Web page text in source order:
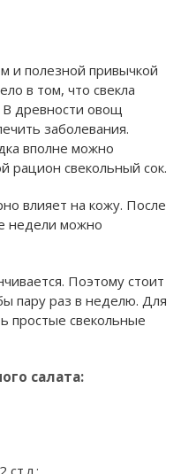
и полезной привычкой
в том, что свекла
В древности овощ
заболевания.
вполне можно
рацион свекольный сок.
влияет на кожу. После
недели можно
Поэтому стоит
пару раз в неделю. Для
простые свекольные
салата:
ст.л.;